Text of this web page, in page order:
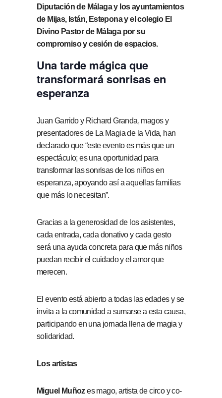
Diputación de Málaga y los ayuntamientos
de Mijas, Istán, Estepona y el colegio El
Divino Pastor de Málaga por su
compromiso y cesión de espacios.
Una tarde mágica que
transformará sonrisas en
esperanza
Juan Garrido y Richard Granda, magos y
presentadores de La Magia de la Vida, han
declarado que “este evento es más que un
espectáculo; es una oportunidad para
transformar las sonrisas de los niños en
esperanza, apoyando así a aquellas familias
que más lo necesitan”.
Gracias a la generosidad de los asistentes,
cada entrada, cada donativo y cada gesto
será una ayuda concreta para que más niños
puedan recibir el cuidado y el amor que
merecen.
El evento está abierto a todas las edades y se
invita a la comunidad a sumarse a esta causa,
participando en una jornada llena de magia y
solidaridad.
Los artistas
Miguel Muñozes mago, artista de circo y co-